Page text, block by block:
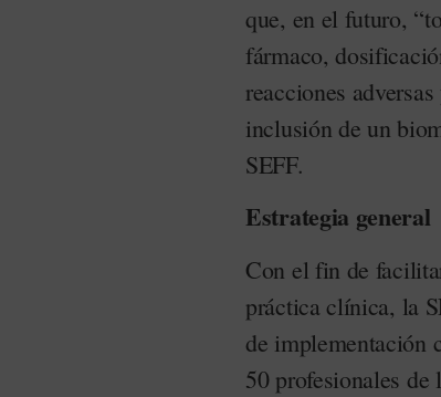
que, en el futuro,
fármaco,
reacciones
inclusión de un
SEFF.
Estrategia general
Con el fin de
práctica clínica, la
de implementación
50 profesionales de